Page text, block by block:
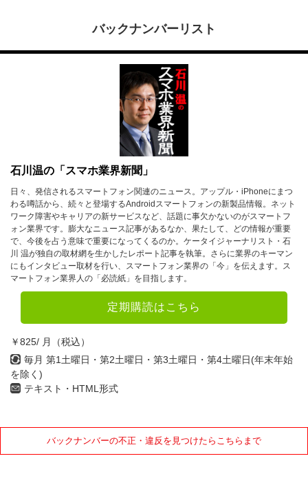
バックナンバーリスト
石川温の「スマホ業界新聞」
日々、発信されるスマートフォン関連のニュース。アップル・iPhoneにまつ
わる噂話から、続々と登場するAndroidスマートフォンの新製品情報。ネット
ワーク障害やキャリアの新サービスなど、話題に事欠かないのがスマートフ
ォン業界です。膨大なニュース記事があるなか、果たして、どの情報が重要
で、今後を占う意味で重要になってくるのか。ケータイジャーナリスト・石
川 温が独自の取材網を生かしたレポート記事を執筆。さらに業界のキーマン
にもインタビュー取材を行い、スマートフォン業界の「今」を伝えます。ス
マートフォン業界人の「必読紙」を目指します。
定期購読はこちら
￥825/ 月（税込）
毎月 第1土曜日・第2土曜日・第3土曜日・第4土曜日(年末年始
を除く)
テキスト・HTML形式
バックナンバーの不正・違反を見つけたらこちらまで